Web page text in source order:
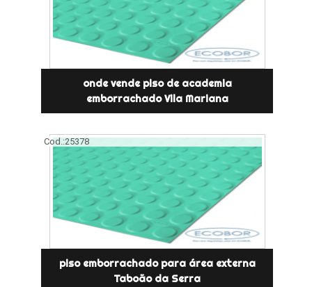
onde vende piso de academia
emborrachado Vila Mariana
Cod.:25378
piso emborrachado para área externa
Taboão da Serra